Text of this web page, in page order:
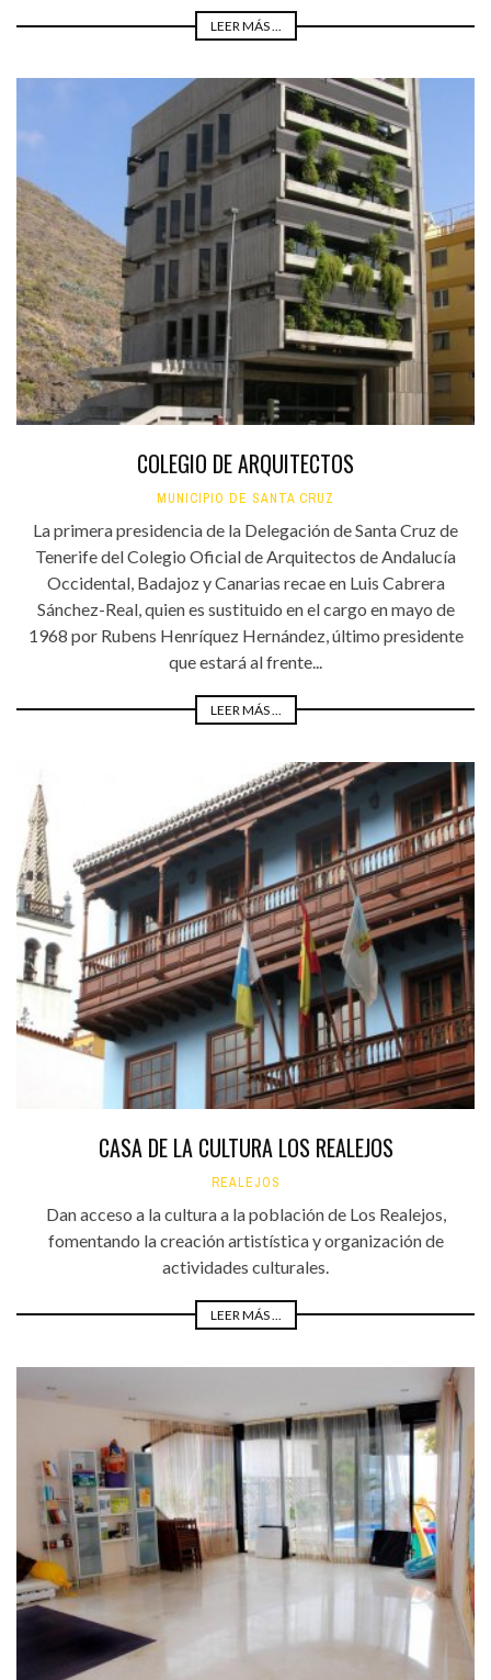
LEER MÁS ...
COLEGIO DE ARQUITECTOS
MUNICIPIO DE SANTA CRUZ
La primera presidencia de la Delegación de Santa Cruz de
Tenerife del Colegio Oficial de Arquitectos de Andalucía
Occidental, Badajoz y Canarias recae en Luis Cabrera
Sánchez-Real, quien es sustituido en el cargo en mayo de
1968 por Rubens Henríquez Hernández, último presidente
que estará al frente...
LEER MÁS ...
CASA DE LA CULTURA LOS REALEJOS
REALEJOS
Dan acceso a la cultura a la población de Los Realejos,
fomentando la creación artistística y organización de
actividades culturales.
LEER MÁS ...